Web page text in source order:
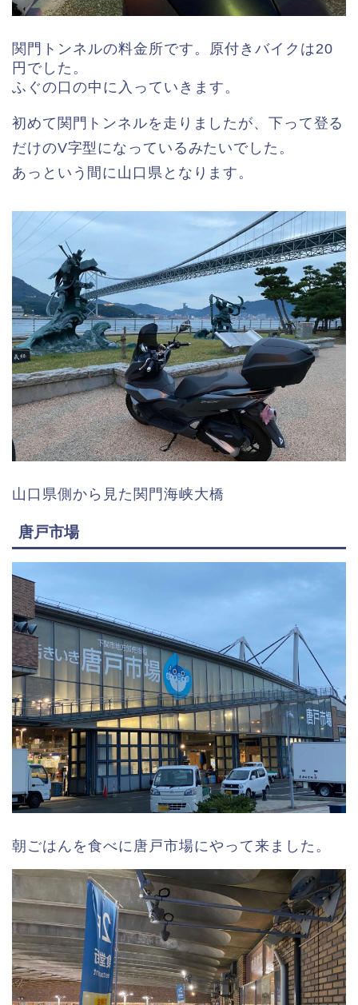
関門トンネルの料金所です。原付きバイクは20
円でした。
ふぐの口の中に入っていきます。
初めて関門トンネルを走りましたが、下って登る
だけのV字型になっているみたいでした。
あっという間に山口県となります。
山口県側から見た関門海峡大橋
唐戸市場
朝ごはんを食べに唐戸市場にやって来ました。